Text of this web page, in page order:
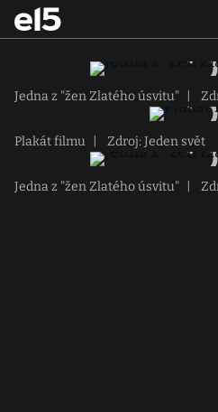
Jedna z "žen Zlatého úsvitu"
Plakát filmu Zdroj: Jeden svět
Jedna z "žen Zlatého úsvitu"